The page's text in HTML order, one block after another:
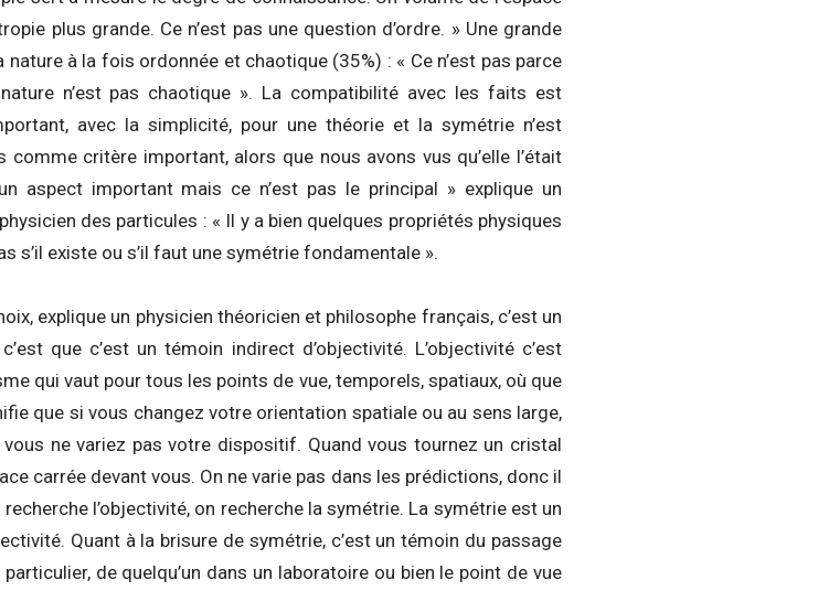
plus grande. Ce n’est pas une question d’ordre. » Une grande
à la fois ordonnée et chaotique (35%) : « Ce n’est pas parce
n’est pas chaotique ». La compatibilité avec les faits est
avec la simplicité, pour une théorie et la symétrie n’est
critère important, alors que nous avons vus qu’elle l’était
aspect important mais ce n’est pas le principal » explique un
des particules : « Il y a bien quelques propriétés physiques
s’il existe ou s’il faut une symétrie fondamentale ».
explique un physicien théoricien et philosophe français, c’est un
que c’est un témoin indirect d’objectivité. L’objectivité c’est
qui vaut pour tous les points de vue, temporels, spatiaux, où que
que si vous changez votre orientation spatiale ou au sens large,
ne variez pas votre dispositif. Quand vous tournez un cristal
carrée devant vous. On ne varie pas dans les prédictions, donc il
recherche l’objectivité, on recherche la symétrie. La symétrie est un
Quant à la brisure de symétrie, c’est un témoin du passage
de quelqu’un dans un laboratoire ou bien le point de vue